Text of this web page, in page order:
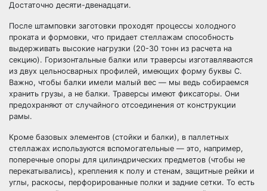
Достаточно десяти-двенадцати.
После штамповки заготовки проходят процессы холодного
проката и формовки, что придает стеллажам способность
выдерживать высокие нагрузки (20-30 тонн из расчета на
секцию). Горизонтальные балки или траверсы изготавляваются
из двух цельносварных профилей, имеющих форму буквы С.
Важно, чтобы балки имели малый вес — мы ведь собираемся
хранить грузы, а не балки. Траверсы имеют фиксаторы. Они
предохраняют от случайного отсоединения от конструкции
рамы.
Кроме базовых элементов (стойки и балки), в паллетных
стеллажах используются вспомогательные — это, например,
поперечные опоры для цилиндрических предметов (чтобы не
перекатывались), крепления к полу и стенам, защитные рейки и
углы, раскосы, перфорированные полки и задние сетки. То есть